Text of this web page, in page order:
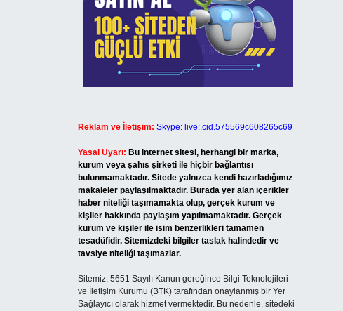
Reklam ve İletişim: Skype: live:.cid.575569c608265c69
Yasal Uyarı: Bu internet sitesi, herhangi bir marka,
kurum veya şahıs şirketi ile hiçbir bağlantısı
bulunmamaktadır. Sitede yalnızca kendi hazırladığımız
makaleler paylaşılmaktadır. Burada yer alan içerikler
haber niteliği taşımamakta olup, gerçek kurum ve
kişiler hakkında paylaşım yapılmamaktadır. Gerçek
kurum ve kişiler ile isim benzerlikleri tamamen
tesadüfidir. Sitemizdeki bilgiler taslak halindedir ve
tavsiye niteliği taşımazlar.
Sitemiz, 5651 Sayılı Kanun gereğince Bilgi Teknolojileri
ve İletişim Kurumu (BTK) tarafından onaylanmış bir Yer
Sağlayıcı olarak hizmet vermektedir. Bu nedenle, sitedeki